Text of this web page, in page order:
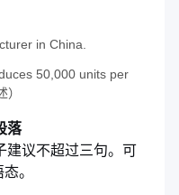
in China.
50,000 units per
落
建议不超过三句。可
。